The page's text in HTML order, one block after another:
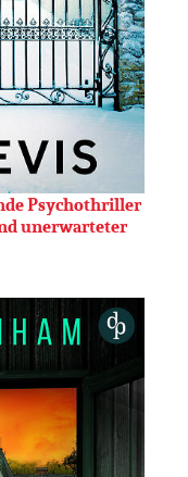
Psychothriller
unerwarteter